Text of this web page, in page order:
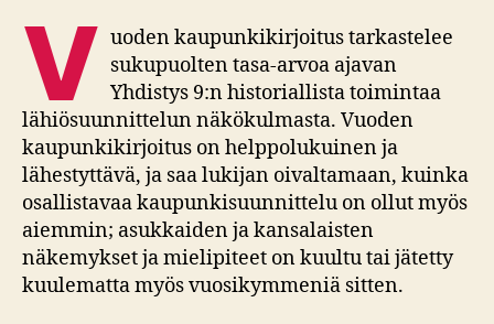
V uoden kaupunkikirjoitus tarkastelee
sukupuolten tasa-arvoa ajavan
Yhdistys 9:n historiallista toimintaa
lähiösuunnittelun näkökulmasta. Vuoden
kaupunkikirjoitus on helppolukuinen ja
lähestyttävä, ja saa lukijan oivaltamaan, kuinka
osallistavaa kaupunkisuunnittelu on ollut myös
aiemmin; asukkaiden ja kansalaisten
näkemykset ja mielipiteet on kuultu tai jätetty
kuulematta myös vuosikymmeniä sitten.